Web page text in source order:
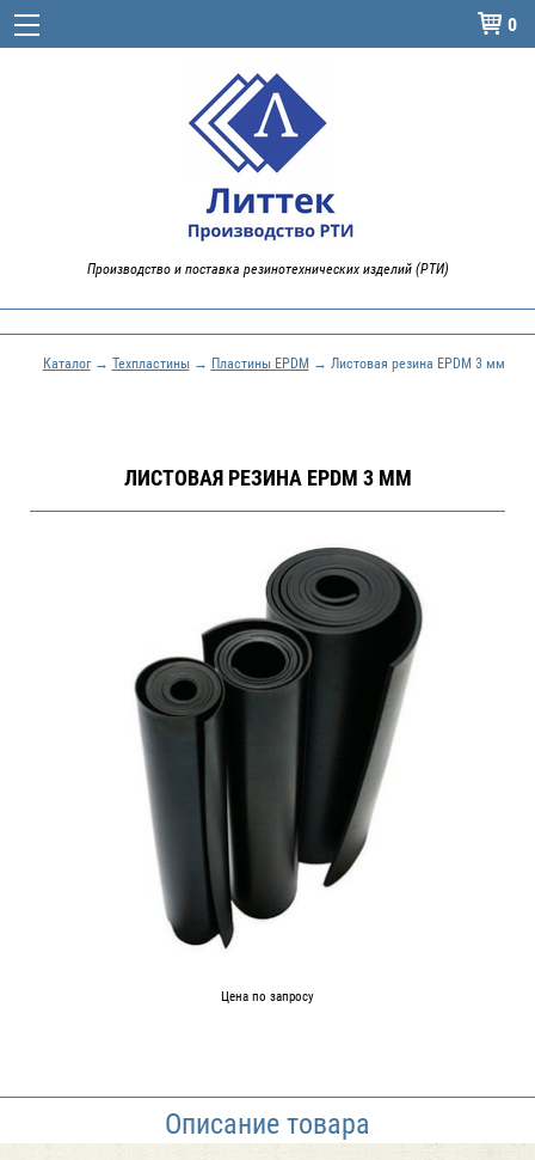
 0
Производство и поставка резинотехнических изделий (РТИ)
Каталог→ Техпластины→ Пластины EPDM→ Листовая резина EPDM 3 мм
ЛИСТОВАЯ РЕЗИНА EPDM 3 ММ
Цена по запросу
Описание товара